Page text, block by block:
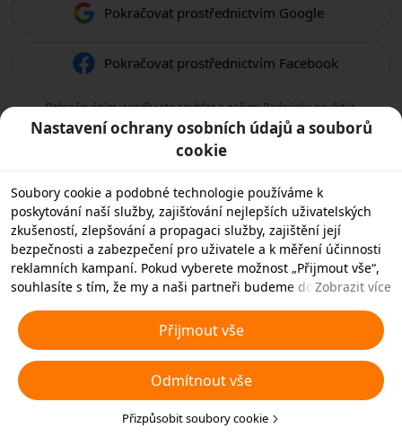
Pokračovat prostřednictvím Google
Pokračovat prostřednictvím Facebook
Pokračováním vyjadřujete souhlas s našimiPodmínky použitía
potvrzujete, že jste si přečetli našeZásady ochrany osobních údajů.
Nastavení ochrany osobních údajů a souborů
cookie
Soubory cookie a podobné technologie používáme k
poskytování naší služby, zajišťování nejlepších uživatelských
zkušeností, zlepšování a propagaci služby, zajištění její
bezpečnosti a zabezpečení pro uživatele a k měření účinnosti
reklamních kampaní. Pokud vyberete možnost „Přijmout vše“,
souhlasíte s tím, že my a naši partneři budeme do vašeho
reklamní účely. Můžete také zvolit možnost „Odmítnout
všechny“ nepodstatné soubory cookie nebo zvolit, které typy
souborů cookie chcete přijmout nebo zakázat, a to kliknutím na
tlačítko „Přizpůsobit soubory cookie“ níže nebo kdykoli v
nastavení ochrany soukromí. Další podrobnosti najdete v
Zásadách používání souborů cookie a podobných
Zobrazit více
Přijmout vše
Odmítnout vše
Přizpůsobit soubory cookie